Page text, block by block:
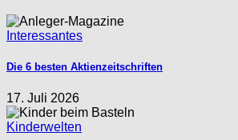
Interessantes
Die 6 besten Aktienzeitschriften
17. Juli 2026
Kinderwelten